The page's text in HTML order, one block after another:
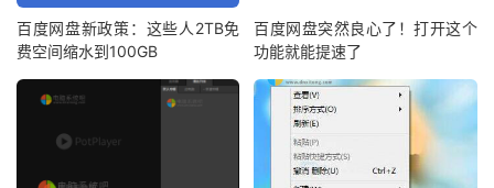
百度网盘新政策：这些人2TB免
费空间缩水到100GB
百度网盘突然良心了！打开这个
功能就能提速了